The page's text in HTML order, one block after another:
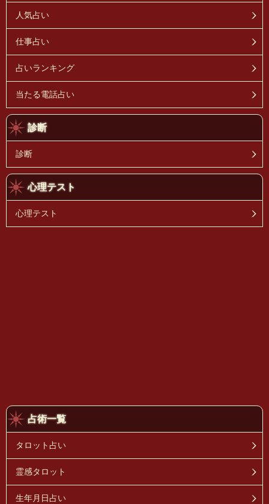
人気占い
仕事占い
占いランキング
当たる電話占い
診断
診断
心理テスト
心理テスト
占術一覧
タロット占い
霊感タロット
生年月日占い